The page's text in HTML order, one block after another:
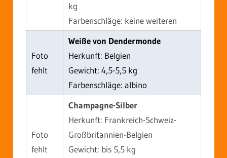
kg
Farbenschläge: keine weiteren
Foto
fehlt
Weiße von Dendermonde
Herkunft: Belgien
Gewicht: 4,5-5,5 kg
Farbenschläge: albino
Foto
fehlt
Champagne-Silber
Herkunft: Frankreich-Schweiz-
Großbritannien-Belgien
Gewicht: bis 5,5 kg